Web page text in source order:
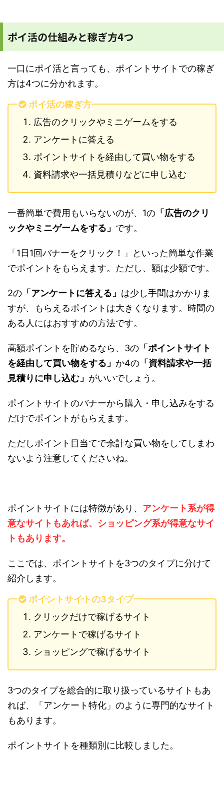
ポイ活の仕組みと稼ぎ方4つ
一口にポイ活と言っても、ポイントサイトでの稼ぎ
方は4つに分かれます。
ポイ活の稼ぎ方
広告のクリックやミニゲームをする
アンケートに答える
ポイントサイトを経由して買い物をする
資料請求や一括見積りなどに申し込む
一番簡単で費用もいらないのが、1の 「広告のクリ
ックやミニゲームをする」 です。
「1日1回バナーをクリック！」といった簡単な作業
でポイントをもらえます。ただし、額は少額です。
2の 「アンケートに答える」 は少し手間はかかりま
すが、もらえるポイントは大きくなります。時間の
ある人にはおすすめの方法です。
高額ポイントを貯めるなら、3の 「ポイントサイト
を経由して買い物をする」 か4の 「資料請求や一括
見積りに申し込む」 がいいでしょう。
ポイントサイトのバナーから購入・申し込みをする
だけでポイントがもらえます。
ただしポイント目当てで余計な買い物をしてしまわ
ないよう注意してくださいね。
ポイントサイトには特徴があり、 アンケート系が得
意なサイトもあれば、ショッピング系が得意なサイ
トもあります。
ここでは、ポイントサイトを3つのタイプに分けて
紹介します。
ポイントサイトの3タイプ
クリックだけで稼げるサイト
アンケートで稼げるサイト
ショッピングで稼げるサイト
3つのタイプを総合的に取り扱っているサイトもあ
れば、「アンケート特化」のように専門的なサイト
もあります。
ポイントサイトを種類別に比較しました。